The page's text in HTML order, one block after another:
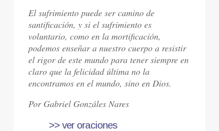
El sufrimiento puede ser camino de
santificación, y si el sufrimiento es
voluntario, como en la mortificación,
podemos enseñar a nuestro cuerpo a resistir
el rigor de este mundo para tener siempre en
claro que la felicidad última no la
encontramos en el mundo, sino en Dios.
Por Gabriel Gonzáles Nares
>> ver oraciones